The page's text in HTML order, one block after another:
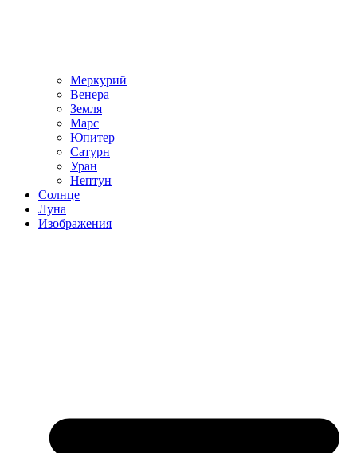
Меркурий
Венера
Земля
Марс
Юпитер
Сатурн
Уран
Нептун
Солнце
Луна
Изображения